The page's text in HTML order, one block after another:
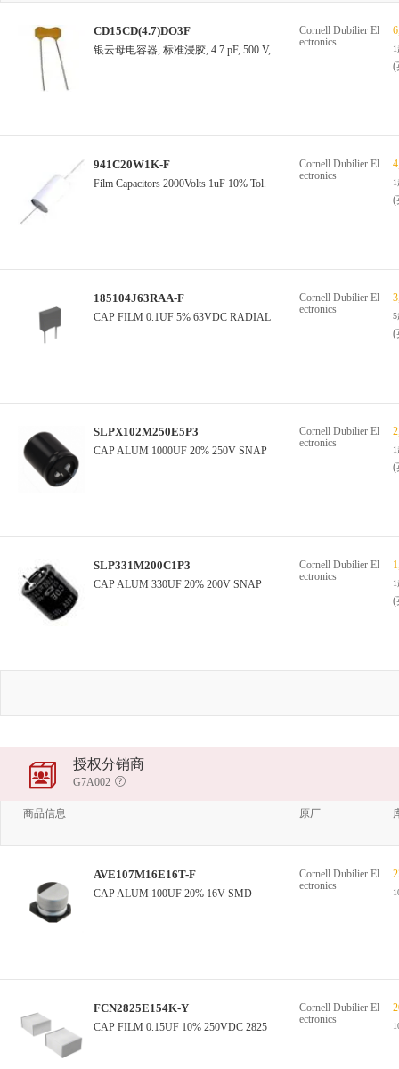
CD15CD(4.7)DO3F
银云母电容器, 标准浸胶, 4.7 pF, 500 V, ± 0.25pF, CD15系列, 径向引线, 5.9 mm
Cornell Dubilier El
ectronics
(
941C20W1K-F
Film Capacitors 2000Volts 1uF 10% Tol.
Cornell Dubilier El
ectronics
(
185104J63RAA-F
CAP FILM 0.1UF 5% 63VDC RADIAL
Cornell Dubilier El
ectronics
5
(
SLPX102M250E5P3
CAP ALUM 1000UF 20% 250V SNAP
Cornell Dubilier El
ectronics
(
SLP331M200C1P3
CAP ALUM 330UF 20% 200V SNAP
Cornell Dubilier El
ectronics
(
授权分销商
G7A002
商品信息 原厂
AVE107M16E16T-F
CAP ALUM 100UF 20% 16V SMD
Cornell Dubilier El
ectronics
FCN2825E154K-Y
CAP FILM 0.15UF 10% 250VDC 2825
Cornell Dubilier El
ectronics